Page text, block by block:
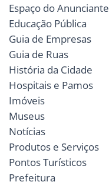
Espaço do Anunciante
Educação Pública
Guia de Empresas
Guia de Ruas
História da Cidade
Hospitais e Pamos
Imóveis
Museus
Notícias
Produtos e Serviços
Pontos Turísticos
Prefeitura